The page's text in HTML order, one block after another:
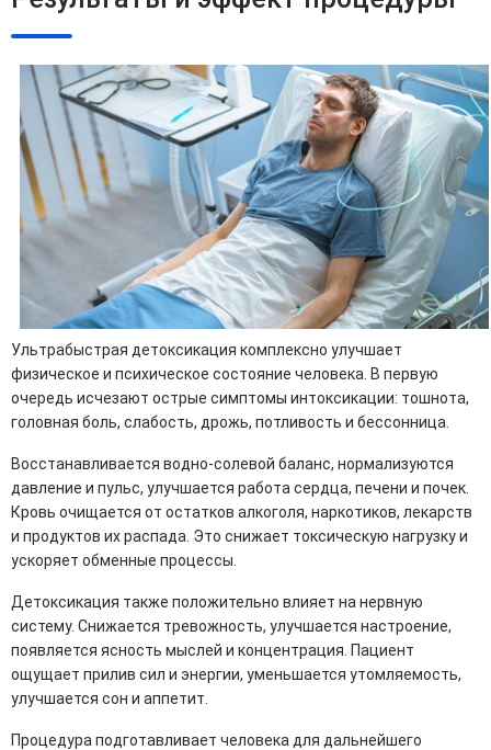
Ультрабыстрая детоксикация комплексно улучшает
физическое и психическое состояние человека. В первую
очередь исчезают острые симптомы интоксикации: тошнота,
головная боль, слабость, дрожь, потливость и бессонница.
Восстанавливается водно-солевой баланс, нормализуются
давление и пульс, улучшается работа сердца, печени и почек.
Кровь очищается от остатков алкоголя, наркотиков, лекарств
и продуктов их распада. Это снижает токсическую нагрузку и
ускоряет обменные процессы.
Детоксикация также положительно влияет на нервную
систему. Снижается тревожность, улучшается настроение,
появляется ясность мыслей и концентрация. Пациент
ощущает прилив сил и энергии, уменьшается утомляемость,
улучшается сон и аппетит.
Процедура подготавливает человека для дальнейшего